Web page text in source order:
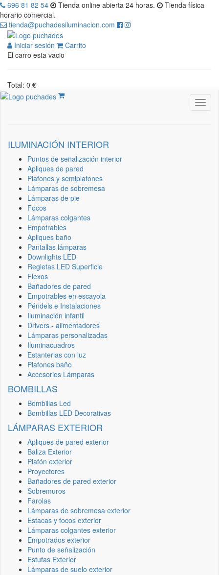
696 81 82 54 Tienda online abierta 24 horas.
Tienda física
horario comercial.
tienda@puchadesiluminacion.com
Iniciar sesión
Carrito
El carro esta vacio
Total: 0 €
ILUMINACIÓN INTERIOR
Puntos de señalización interior
Apliques de pared
Plafones y semiplafones
Lámparas de sobremesa
Lámparas de pie
Focos
Lámparas colgantes
Empotrables
Apliques baño
Pantallas lámparas
Downlights LED
Regletas LED Superficie
Flexos
Bañadores de pared
Empotrables en escayola
Péndels e Instalaciones
Iluminación infantil
Drivers - alimentadores
Lámparas personalizadas
Iluminacuadros
Estanterias con luz
Plafones baño
Accesorios Lámparas
BOMBILLAS
Bombillas Led
Bombillas LED Decorativas
LÁMPARAS EXTERIOR
Apliques de pared exterior
Baliza Exterior
Plafón exterior
Proyectores
Bañadores de pared exterior
Sobremuros
Farolas
Lámparas de sobremesa exterior
Estacas y focos exterior
Lámparas colgantes exterior
Empotrados exterior
Punto de señalización
Estufas Exterior
Lámparas de suelo exterior